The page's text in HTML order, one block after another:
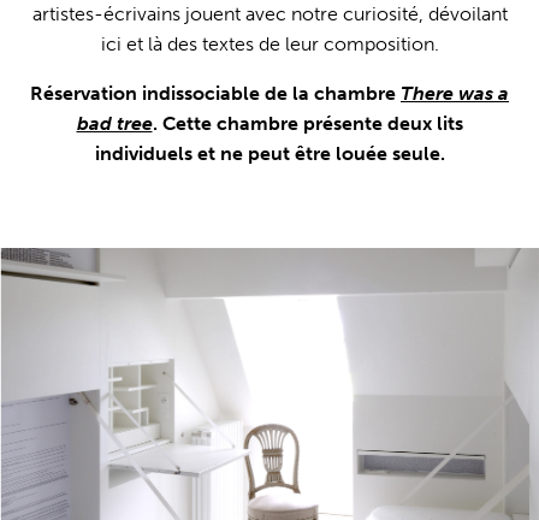
artistes-écrivains jouent avec notre curiosité, dévoilant
ici et là des textes de leur composition.
Réservation indissociable de la chambre There was a
bad tree. Cette chambre présente deux lits
individuels et ne peut être louée seule.